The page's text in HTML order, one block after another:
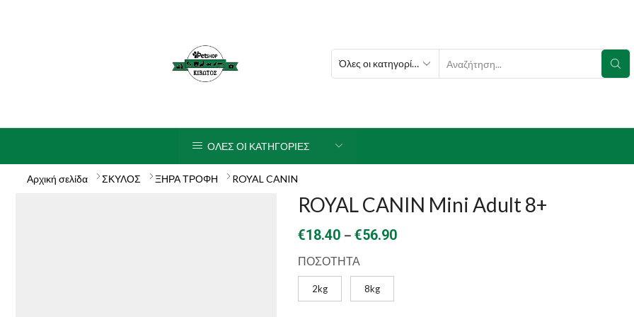
SEARCH
ΟΛΕΣ ΟΙ ΚΑΤΗΓΟΡΙΕΣ
Αρχική σελίδα ΣΚΥΛΟΣ ΞΗΡΑ ΤΡΟΦΗ ROYAL CANIN
ROYAL CANIN Mini Adult 8+
€18.40 – €56.90Price
ΠΟΣΟΤΗΤΑ
2kg 8kg